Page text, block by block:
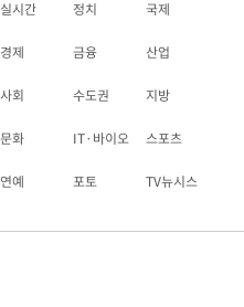
실시간 정치 국제
경제 금융 산업
사회 수도권 지방
문화 IT·바이오 스포츠
연예 포토 TV뉴시스